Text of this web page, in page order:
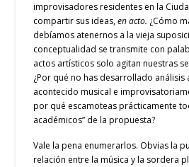
improvisadores residentes en la
compartir sus ideas,en acto. ¿Cómo
debíamos atenernos a la vieja
conceptualidad se transmite con
actos artísticos solo agitan nuestras
¿Por qué no has desarrollado análisis
acontecido musical e
por qué escamoteas prácticamente
académicos” de la propuesta?
Vale la pena enumerarlos. Obvias la
relación entre la música y la sordera